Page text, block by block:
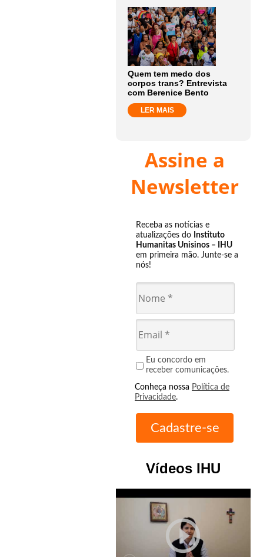
Quem tem medo dos
corpos trans? Entrevista
com Berenice Bento
LER MAIS
Assine a
Newsletter
Receba as notícias e
atualizações do Instituto
Humanitas Unisinos – IHU
em primeira mão. Junte-se a
nós!
Eu concordo em
receber comunicações.
Conheça nossa Política de
Privacidade.
Vídeos IHU
play_circle_outline